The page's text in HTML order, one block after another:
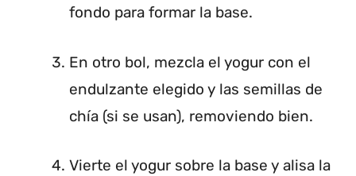
fondo para formar la base.
En otro bol, mezcla el yogur con el
endulzante elegido y las semillas de
chía (si se usan), removiendo bien.
Vierte el yogur sobre la base y alisa la